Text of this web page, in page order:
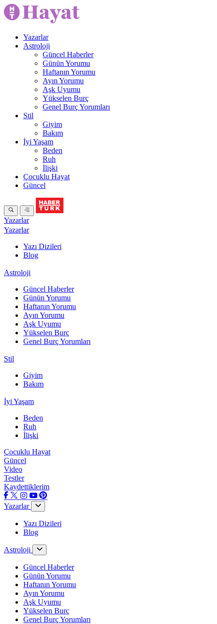
Yazarlar
Astroloji
Güncel Haberler
Günün Yorumu
Haftanın Yorumu
Ayın Yorumu
Aşk Uyumu
Yükselen Burç
Genel Burç Yorumları
Stil
Giyim
Bakım
İyi Yaşam
Beden
Ruh
İlişki
Çocuklu Hayat
Güncel
Yazarlar
Yazarlar
Yazı Dizileri
Blog
Astroloji
Güncel Haberler
Günün Yorumu
Haftanın Yorumu
Ayın Yorumu
Aşk Uyumu
Yükselen Burç
Genel Burç Yorumları
Stil
Giyim
Bakım
İyi Yaşam
Beden
Ruh
İlişki
Çocuklu Hayat
Güncel
Video
Testler
Kaydettiklerim
Yazarlar
Yazı Dizileri
Blog
Astroloji
Güncel Haberler
Günün Yorumu
Haftanın Yorumu
Ayın Yorumu
Aşk Uyumu
Yükselen Burç
Genel Burç Yorumları